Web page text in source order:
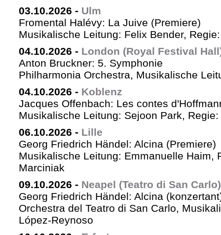
03.10.2026 - Ulm
Fromental Halévy: La Juive (Premiere)
Musikalische Leitung: Felix Bender,
04.10.2026 - London (Royal Festival
Anton Bruckner: 5. Symphonie
Philharmonia Orchestra, Musikalische
04.10.2026 - Koblenz
Jacques Offenbach: Les contes
Musikalische Leitung: Sejoon Park,
06.10.2026 - Lille
Georg Friedrich Händel: Alcina (Premiere)
Musikalische Leitung: Emmanuelle Haim,
Marciniak
09.10.2026 - Neapel (Teatro di San Carlo)
Georg Friedrich Händel: Alcina
Orchestra del Teatro di San Carlo,
López-Reynoso